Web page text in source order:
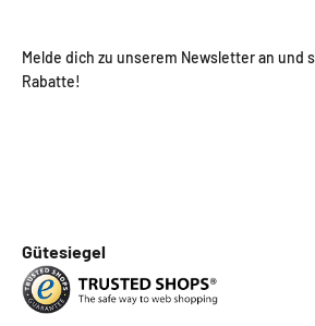
Melde dich zu unserem Newsletter an und
Rabatte!
Gütesiegel